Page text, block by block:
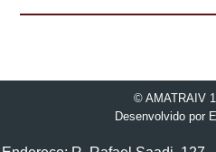
© AMATRAIV
Desenvolvido por